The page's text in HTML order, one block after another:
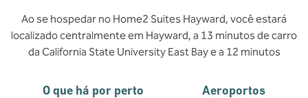
Ao se hospedar no Home2 Suites Hayward, você estará
localizado centralmente em Hayward, a 13 minutos de carro
da California State University East Bay e a 12 minutos
O que há por perto Aeroportos